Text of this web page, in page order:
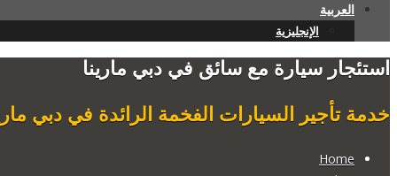
العربية
الإنجليزية
استئجار سيارة مع سائق في دبي مارينا
خدمة تأجير السيارات الفخمة الرائدة في دبي
Home